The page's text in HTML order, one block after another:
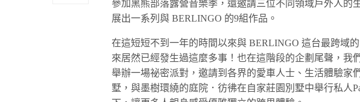
參加黑熊部落露營音樂季，還邀請三位不同領域戶外人的
展出一系列與 BERLINGO 的9組作品。
在這短短不到一年的時間以來與 BERLINGO 這台最跨域
來居然已經發生過這麼多事！也在這階段的企劃尾聲，我
舉辦一場祕密派對，邀請到各界的愛車人士、生活體驗家
墅，與墨樹環繞的庭院．彷彿在自家莊園別墅中舉行私人